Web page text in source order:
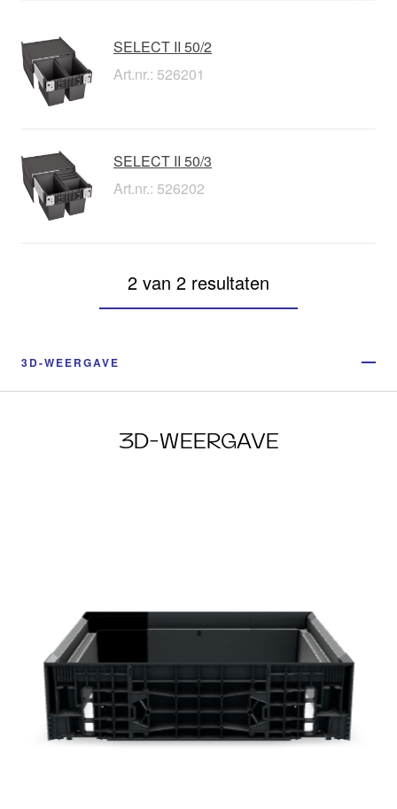
SELECT II 50/2
Art.nr.: 526201
SELECT II 50/3
Art.nr.: 526202
2 van 2 resultaten
3D-WEERGAVE
3D-WEERGAVE